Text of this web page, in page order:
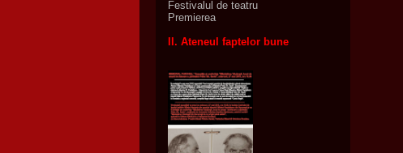
Festivalul de teatru
Premierea
II. Ateneul faptelor bune